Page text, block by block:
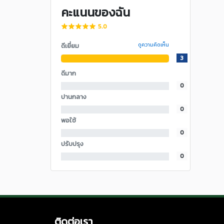
คะแนนของฉัน
5.0
ดีเยี่ยม ดูความคิดเห็น
3
ดีมาก
0
ปานกลาง
0
พอใช้
0
ปรับปรุง
0